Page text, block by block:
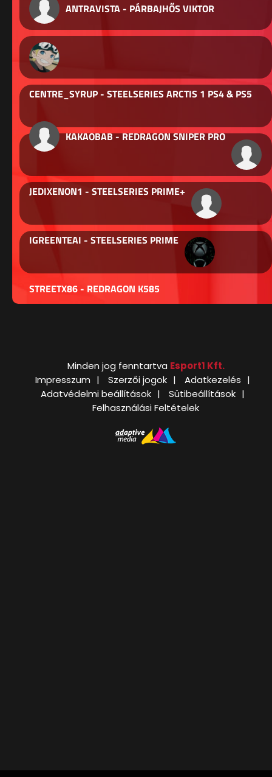
ANTRAVISTA - PÁRBAJHŐS VIKTOR
CENTRE_SYRUP - STEELSERIES ARCTIS 1 PS4 & PS5
KAKAOBAB - REDRAGON SNIPER PRO
JEDIXENON1 - STEELSERIES PRIME+
IGREENTEAI - STEELSERIES PRIME
STREETX86 - REDRAGON K585
Minden jog fenntartva Esport1 Kft.
Impresszum
Szerzői jogok
Adatkezelés
Adatvédelmi beállítások
Sütibeállítások
Felhasználási Feltételek